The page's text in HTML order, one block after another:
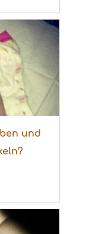
und